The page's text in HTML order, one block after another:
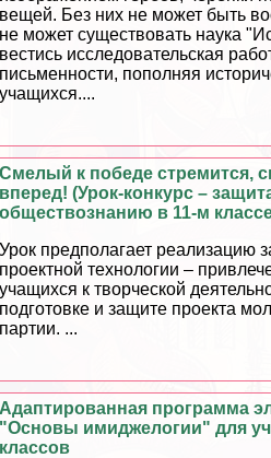
вещей. Без них не может быть
не может существовать наука
вестись исследовательская
письменности, пополняя
учащихся....
Смелый к победе стремится,
вперед! (Урок-конкурс –
обществознанию в 11-м
Урок предполагает реализацию
проектной технологии –
учащихся к творческой
подготовке и защите проекта
партии. ...
Адаптированная программа
"Основы имиджелогии" для
классов